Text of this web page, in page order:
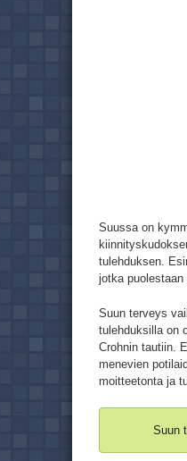
Suussa on
tulehduksen.
jotka
Suun terveys
tulehduksilla on
Crohnin tautiin.
menevien
moitteetonta ja
Suun